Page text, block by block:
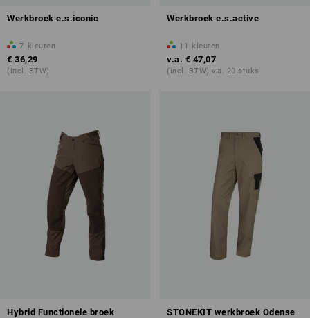
Werkbroek e.s.iconic
7 kleuren
€ 36,29
(incl. BTW)
Werkbroek e.s.active
11 kleuren
v.a. € 47,07
(incl. BTW) v.a. 20 stuks
Hybrid Functionele broek
STONEKIT werkbroek Odense